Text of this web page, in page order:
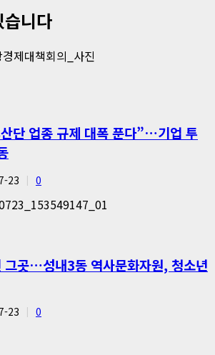
니다
단 업종 규제 대폭 푼다”…기업 투
23 0
그곳…성내3동 역사문화자원, 청소년
23 0